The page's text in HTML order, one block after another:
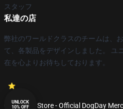
スタッフ
私達の店
弊社のワールドクラスのチームは、
て、各製品をデザインしました。 ユ
在を心よりお待ちしております。
© DogDay Store - Official DogDay
UNLOCK
10% OFF